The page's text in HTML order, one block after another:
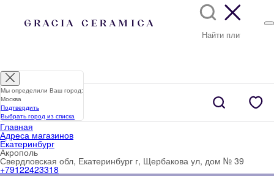
Главная
Адреса магазинов
Екатеринбург
Акрополь
Свердловская обл, Екатеринбург г, Щербакова ул, дом № 39
+79122423318
Мы определили Ваш город:
Москва
Подтвердить
Выбрать город из списка